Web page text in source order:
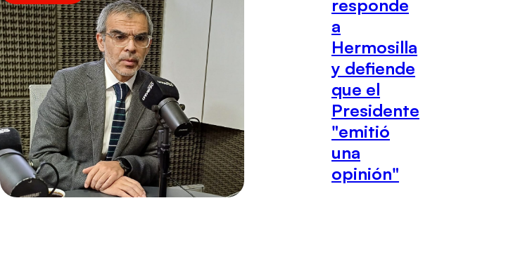
responde
a
Hermosilla
y defiende
que el
Presidente
"emitió
una
opinión"